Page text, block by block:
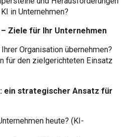
in Unternehmen?
– Ziele für Ihr Unternehmen
Organisation übernehmen?
für den zielgerichteten Einsatz
ein strategischer Ansatz für
heute? (KI-